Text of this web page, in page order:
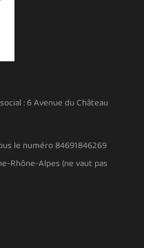
: 6 Avenue du Château
le numéro 84691846269
Rhône-Alpes (ne vaut pas